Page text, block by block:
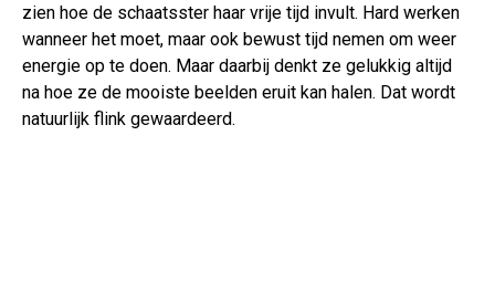
zien hoe de schaatsster haar vrije tijd invult. Hard werken
wanneer het moet, maar ook bewust tijd nemen om weer
energie op te doen. Maar daarbij denkt ze gelukkig altijd
na hoe ze de mooiste beelden eruit kan halen. Dat wordt
natuurlijk flink gewaardeerd.